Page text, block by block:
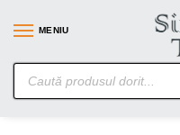
MENIU
SimpleTools.ro –
Prima pagină
Scule de